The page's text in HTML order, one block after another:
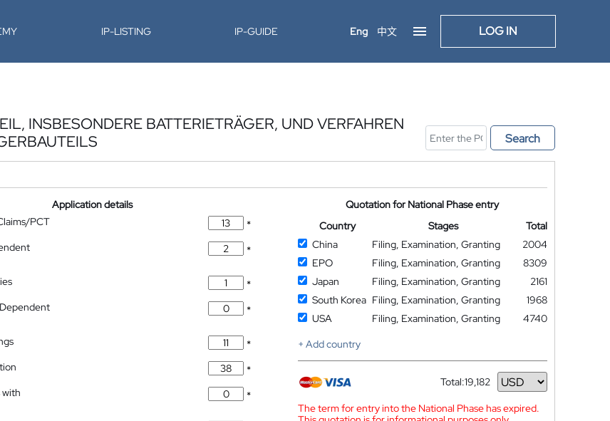
IP-LISTING IP-GUIDE Eng 中文 LOG IN
INSBESONDERE BATTERIETRÄGER, UND VERFAHREN
Search
Application details
PCT
*
*
*
*
*
*
with
*
Quotation for National Phase entry
Country
Stages
Total
China
Filing, Examination, Granting
2004
EPO
Filing, Examination, Granting
8309
Japan
Filing, Examination, Granting
2161
South Korea Filing, Examination, Granting
1968
USA
Filing, Examination, Granting
4740
+ Add country
Total:19,182
Currency
The term for entry into the National Phase has expired.